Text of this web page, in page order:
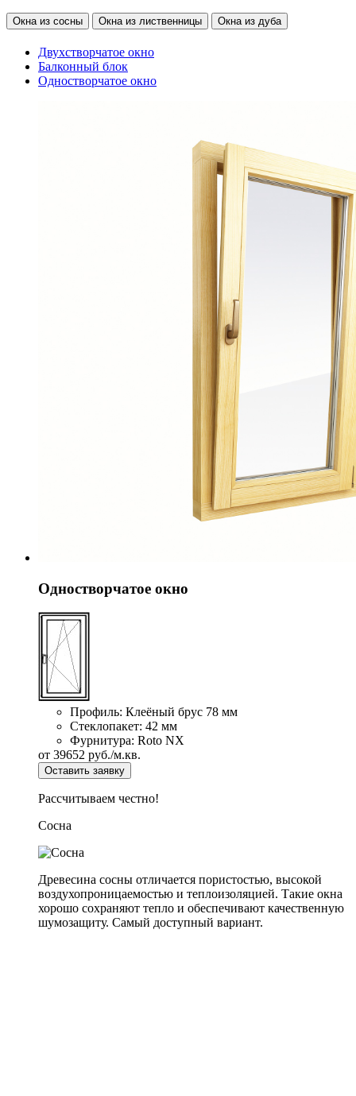
Окна из сосны Окна из лиственницы Окна из дуба
Двухстворчатое окно
Балконный блок
Одностворчатое окно
Одностворчатое окно
Профиль: Клеёный брус 78 мм
Стеклопакет: 42 мм
Фурнитура: Roto NX
от 39652 руб./м.кв.
Оставить заявку
Рассчитываем честно!
Сосна
Древесина сосны отличается пористостью, высокой
воздухопроницаемостью и теплоизоляцией. Такие окна
хорошо сохраняют тепло и обеспечивают качественную
шумозащиту. Самый доступный вариант.